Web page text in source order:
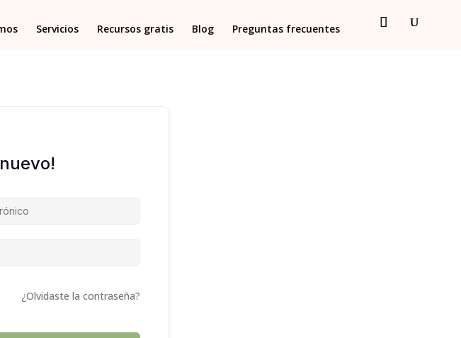
Servicios Recursos gratis Blog Preguntas frecuentes
¿Olvidaste la contraseña?